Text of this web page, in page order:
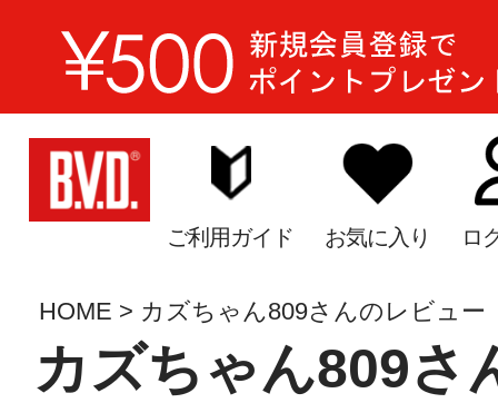
ご利用ガイド お気に入り ロ
HOME カズちゃん809さんのレビュー
カズちゃん809さ